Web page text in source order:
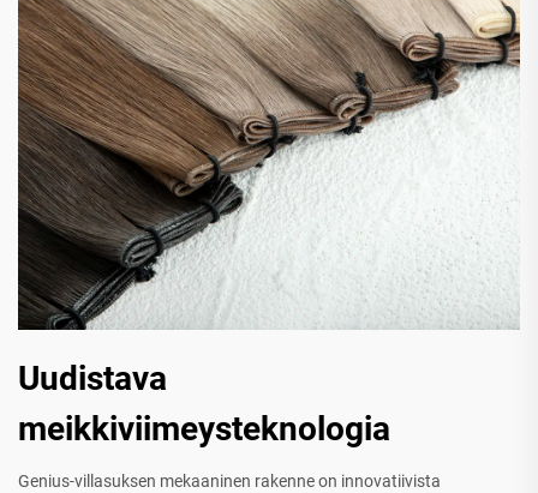
Uudistava
meikkiviimeysteknologia
Genius-villasuksen mekaaninen rakenne on innovatiivista